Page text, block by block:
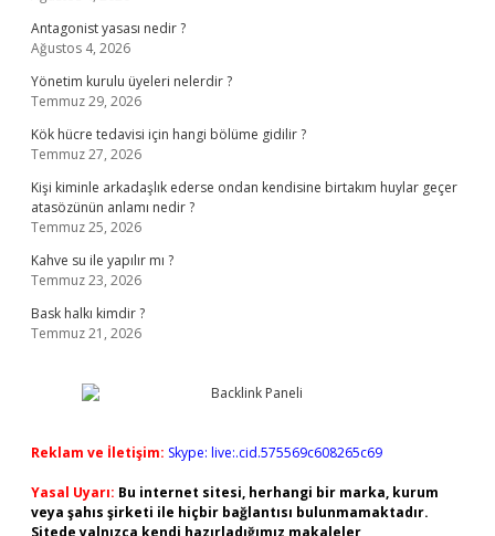
Antagonist yasası nedir ?
Ağustos 4, 2026
Yönetim kurulu üyeleri nelerdir ?
Temmuz 29, 2026
Kök hücre tedavisi için hangi bölüme gidilir ?
Temmuz 27, 2026
Kişi kiminle arkadaşlık ederse ondan kendisine birtakım huylar geçer
atasözünün anlamı nedir ?
Temmuz 25, 2026
Kahve su ile yapılır mı ?
Temmuz 23, 2026
Bask halkı kimdir ?
Temmuz 21, 2026
Reklam ve İletişim: Skype: live:.cid.575569c608265c69
Yasal Uyarı: Bu internet sitesi, herhangi bir marka, kurum
veya şahıs şirketi ile hiçbir bağlantısı bulunmamaktadır.
Sitede yalnızca kendi hazırladığımız makaleler